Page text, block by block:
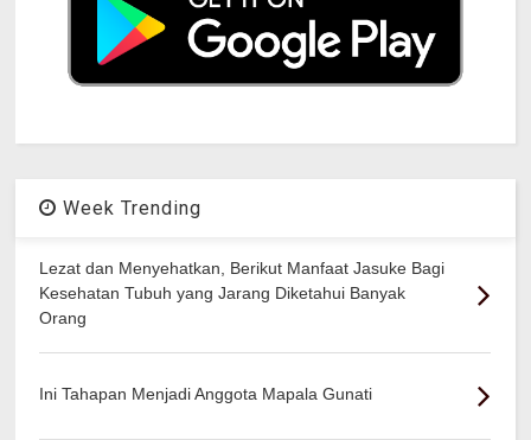
Week Trending
Lezat dan Menyehatkan, Berikut Manfaat Jasuke Bagi
Kesehatan Tubuh yang Jarang Diketahui Banyak
Orang
Ini Tahapan Menjadi Anggota Mapala Gunati